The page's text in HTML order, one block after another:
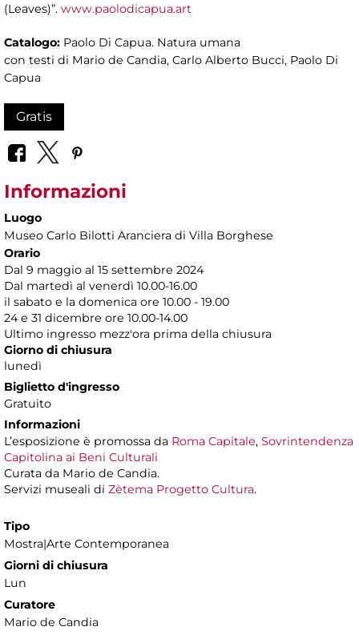
(Leaves)”. www.paolodicapua.art
Catalogo: Paolo Di Capua. Natura umana
con testi di Mario de Candia, Carlo Alberto Bucci, Paolo Di
Capua
Gratis
Informazioni
Luogo
Museo Carlo Bilotti Aranciera di Villa Borghese
Orario
Dal 9 maggio al 15 settembre 2024
Dal martedì al venerdì 10.00-16.00
il sabato e la domenica ore 10.00 - 19.00
24 e 31 dicembre ore 10.00-14.00
Ultimo ingresso mezz'ora prima della chiusura
Giorno di chiusura
lunedì
Biglietto d'ingresso
Gratuito
Informazioni
L’esposizione è promossa da Roma Capitale, Sovrintendenza
Capitolina ai Beni Culturali
Curata da Mario de Candia.
Servizi museali di Zètema Progetto Cultura.
Tipo
Mostra|Arte Contemporanea
Giorni di chiusura
Lun
Curatore
Mario de Candia